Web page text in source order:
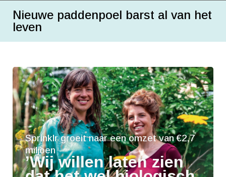
Nieuwe paddenpoel barst al van het
leven
Sprinklr groeit naar een omzet van €2,7
miljoen
’Wij willen laten zien